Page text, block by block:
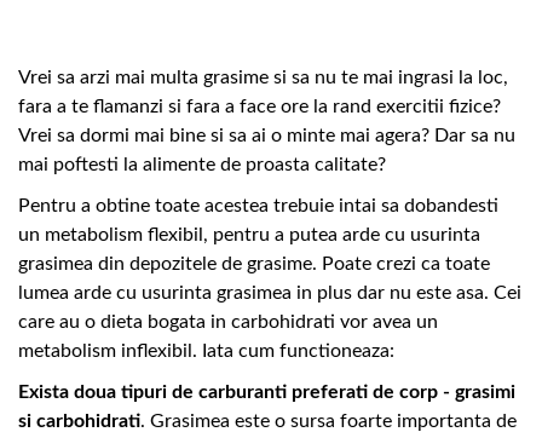
Vrei sa arzi mai multa grasime si sa nu te mai ingrasi la loc,
fara a te flamanzi si fara a face ore la rand exercitii fizice?
Vrei sa dormi mai bine si sa ai o minte mai agera? Dar sa nu
mai poftesti la alimente de proasta calitate?
Pentru a obtine toate acestea trebuie intai sa dobandesti
un metabolism flexibil, pentru a putea arde cu usurinta
grasimea din depozitele de grasime. Poate crezi ca toate
lumea arde cu usurinta grasimea in plus dar nu este asa. Cei
care au o dieta bogata in carbohidrati vor avea un
metabolism inflexibil. Iata cum functioneaza:
Exista doua tipuri de carburanti preferati de corp - grasimi
si carbohidrati. Grasimea este o sursa foarte importanta de